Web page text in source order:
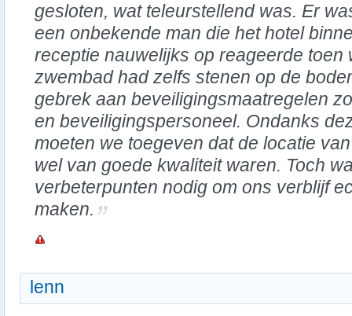
gesloten, wat teleurstellend was. Er
een onbekende man die het hotel
receptie nauwelijks op reageerde toen
zwembad had zelfs stenen op de
gebrek aan beveiligingsmaatregelen
en beveiligingspersoneel. Ondanks
moeten we toegeven dat de locatie
wel van goede kwaliteit waren. Toch
verbeterpunten nodig om ons verblijf
maken.
lenn